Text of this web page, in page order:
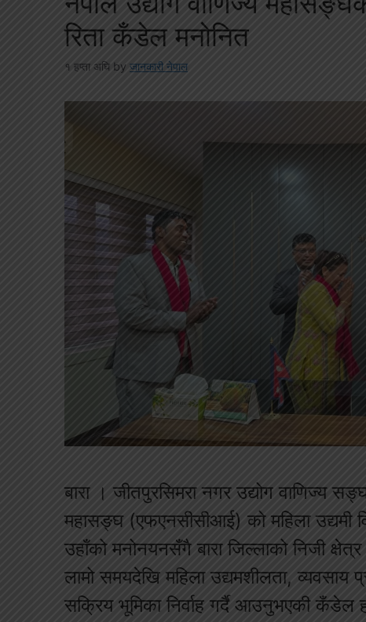
रिता कँडेल मनोनित
१ हप्ता अघि by जानकारी नेपाल
बारा । जीतपुरसिमरा नगर उद्योग वाणिज्य
महासङ्घ (एफएनसीसीआई) को महिला उद्यमी
उहाँको मनोनयनसँगै बारा जिल्लाको निजी
लामो समयदेखि महिला उद्यमशीलता, व्यवसाय
सक्रिय भूमिका निर्वाह गर्दै आउनुभएकी कँडेल